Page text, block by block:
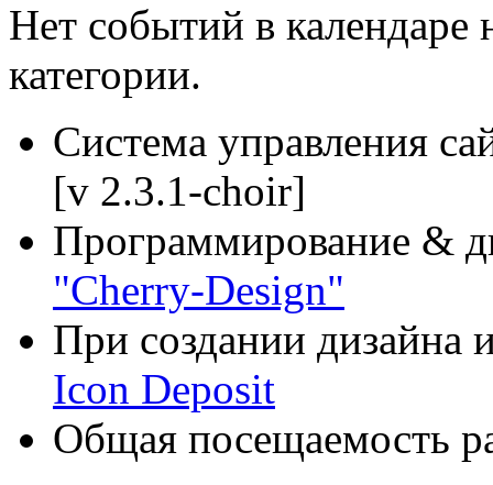
Нет событий в календаре
категории.
Система управления
[v 2.3.1-choir]
Программирование &
"Cherry-Design"
При создании дизайна
Icon Deposit
Общая посещаемость